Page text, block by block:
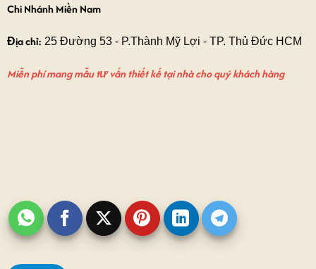
Chi Nhánh Miền Nam
Địa chỉ: 25 Đường 53 - P.Thành Mỹ Lợi - TP. Thủ Đức HCM
Miễn phí mang mẫu tư vấn thiết kế tại nhà cho quý khách hàng